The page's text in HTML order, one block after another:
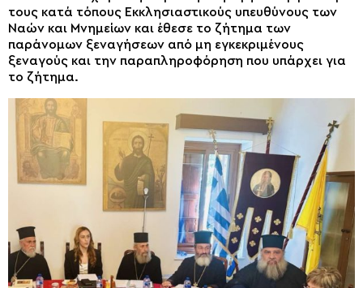
τους κατά τόπους Εκκλησιαστικούς υπευθύνους των
Ναών και Μνημείων και έθεσε το ζήτημα των
παράνομων ξεναγήσεων από μη εγκεκριμένους
ξεναγούς και την παραπληροφόρηση που υπάρχει για
το ζήτημα.